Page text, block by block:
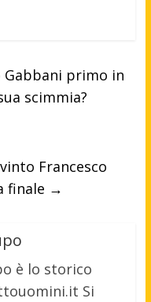
Gabbani primo in
scimmia?
Francesco
finale →
è lo storico
Si